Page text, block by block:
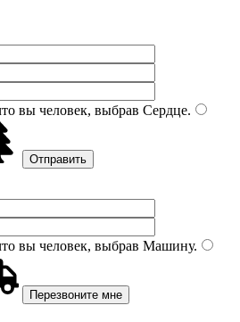
вы человек, выбрав Сердце.
вы человек, выбрав Машину.